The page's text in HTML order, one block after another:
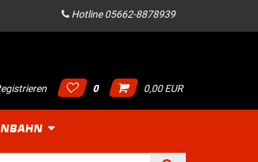
Hotline 05662-8878939
0 0,00 EUR